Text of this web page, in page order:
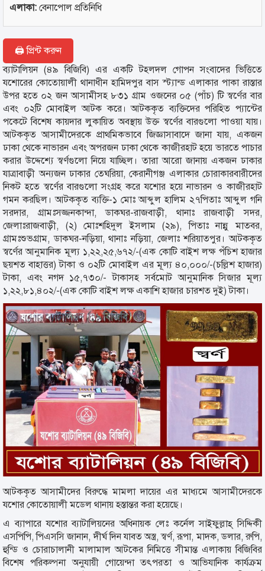
এলাকা: বেনাপোল প্রতিনিধি
🖨 প্রিন্ট করুন
ব্যাটালিয়ন (৪৯ বিজিবি) এর একটি টহলদল গোপন সংবাদের ভিত্তিতে
যশোরের কোতোয়ালী থানাধীন হামিদপুর বাস স্ট্যান্ড এলাকার পাকা রাস্তার
উপর হতে ০২ জন আসামীসহ ৮৩১ গ্রাম ওজনের ০৫ (পাঁচ) টি স্বর্ণের বার
এবং ০২টি মোবাইল আটক করে। আটককৃত ব্যক্তিদের পরিহিত প্যান্টের
পকেটে বিশেষ কায়দার লুকায়িত অবস্থায় উক্ত স্বর্ণের বারগুলো পাওয়া যায়।
আটককৃত আসামীদেরকে প্রাথমিকভাবে জিজ্ঞাসাবাদে জানা যায়, একজন
ঢাকা থেকে নাভারন এবং অপরজন ঢাকা থেকে কাজীরহাট হয়ে ভারতে পাচার
করার উদ্দেশ্যে স্বর্ণগুলো নিয়ে যাচ্ছিল। তারা আরো জানায় একজন ঢাকার
যাত্রাবাড়ী অন্যজন ঢাকার তেঘরিয়া, কেরানীগঞ্জ এলাকার চোরাকারবারীদের
নিকট হতে স্বর্ণের বারগুলো সংগ্রহ করে যশোর হয়ে নাভারন ও কাজীরহাট
গমন করছিল। আটককৃত ব্যক্তি-১ মোঃ আব্দুল হালিম ২৭পিতাঃ আব্দুল গনি
সরদার, গ্রামঃসজ্জনকান্দা, ডাকঘর-রাজবাড়ী, থানাঃ রাজবাড়ী সদর,
জেলাঃরাজবাড়ী, (২) মোঃশহিদুল ইসলাম (২৯), পিতাঃ নান্নু মাতবর,
গ্রামঃশুভগ্রাম, ডাকঘর-নড়িয়া, থানাঃ নড়িয়া, জেলাঃ শরিয়াতপুর। আটককৃত
স্বর্ণের আনুমানিক মূল্য ১,২২,২৫,৬৭২/-(এক কোটি বাইশ লক্ষ পঁচিশ হাজার
ছয়শত বাহাত্তর) টাকা ও ০২টি মোবাইল এর মূল্য ৪০,০০০/-(চল্লিশ হাজার)
টাকা, এবং নগদ ১৫,৭৩০/- টাকাসহ সর্বমোট আনুমানিক সিজার মূল্য
১,২২,৮১,৪০২/-(এক কোটি বাইশ লক্ষ একাশি হাজার চারশত দুই) টাকা।
আটককৃত আসামীদের বিরুদ্ধে মামলা দায়ের এর মাধ্যমে আসামীদেরকে
যশোর কোতোয়ালী মডেল থানায় হস্তান্তর করা হয়েছে।
এ ব্যাপারে যশোর ব্যাটালিয়নের অধিনায়ক লেঃ কর্নেল সাইফুল্লাহ্ সিদ্দিকী
এসপিপি, পিএসসি জানান, দীর্ঘ দিন যাবত অস্ত্র, স্বর্ণ, রূপা, মাদক, ডলার, রুপি,
হুন্ডি ও চোরাচালানী মালামাল আটকের নিমিত্তে সীমান্ত এলাকায় বিজিবির
বিশেষ পরিকল্পনা অনুযায়ী গোয়েন্দা তৎপরতা ও আভিযানিক কার্যক্রম